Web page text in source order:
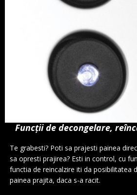
Funcții de decongelare,
Te grabesti? Poti sa prajesti painea
sa opresti prajirea? Esti in control, cu
functia de reincalzire iti da posibilitatea
painea prajita, daca s-a racit.